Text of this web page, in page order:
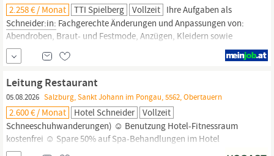
2.258 € / Monat TTI Spielberg Vollzeit Ihre Aufgaben als
Schneider:in: Fachgerechte Änderungen und Anpassungen von:
Abendroben, Braut- und Festmode, Anzügen, Kleidern sowie
weiteren hochwertigen Textilien Persönliche Beratung der
Kunden Maßnehmen und individuelle Anpassungen Sorgfältiges,
mit:
Leitung Restaurant
05.08.2026 Salzburg, Sankt Johann im Pongau, 5562, Obertauern
2.600 € / Monat Hotel Schneider
Vollzeit
Schneeschuhwanderungen) ☺ Benutzung Hotel-Fitnessraum
kostenfrei ☺ Spare 50% auf Spa-Behandlungen im Hotel
Schneider
☺ Spare 20% auf Kosmetikprodukte im Hotel